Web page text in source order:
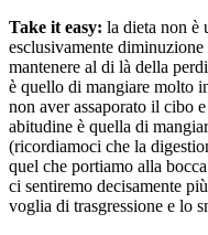
Take it easy: la dieta non è
esclusivamente
mantenere al di là della
è quello di mangiare molto
non aver assaporato il cibo
abitudine è quella di
(ricordiamoci che la
quel che portiamo alla
ci sentiremo decisamente
voglia di trasgressione e lo